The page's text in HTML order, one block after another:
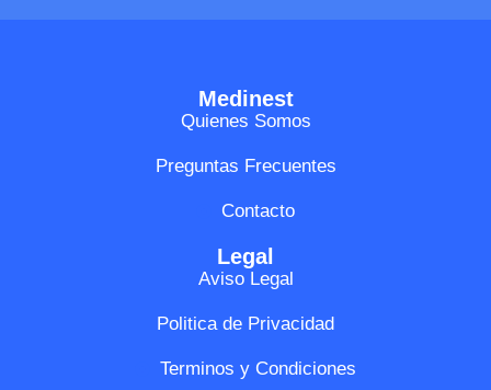
Medinest
Quienes Somos
Preguntas Frecuentes
Contacto
Legal
Aviso Legal
Politica de Privacidad
Terminos y Condiciones